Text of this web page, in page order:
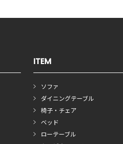
ITEM
ソファ
ダイニングテーブル
椅子・チェア
ベッド
ローテーブル